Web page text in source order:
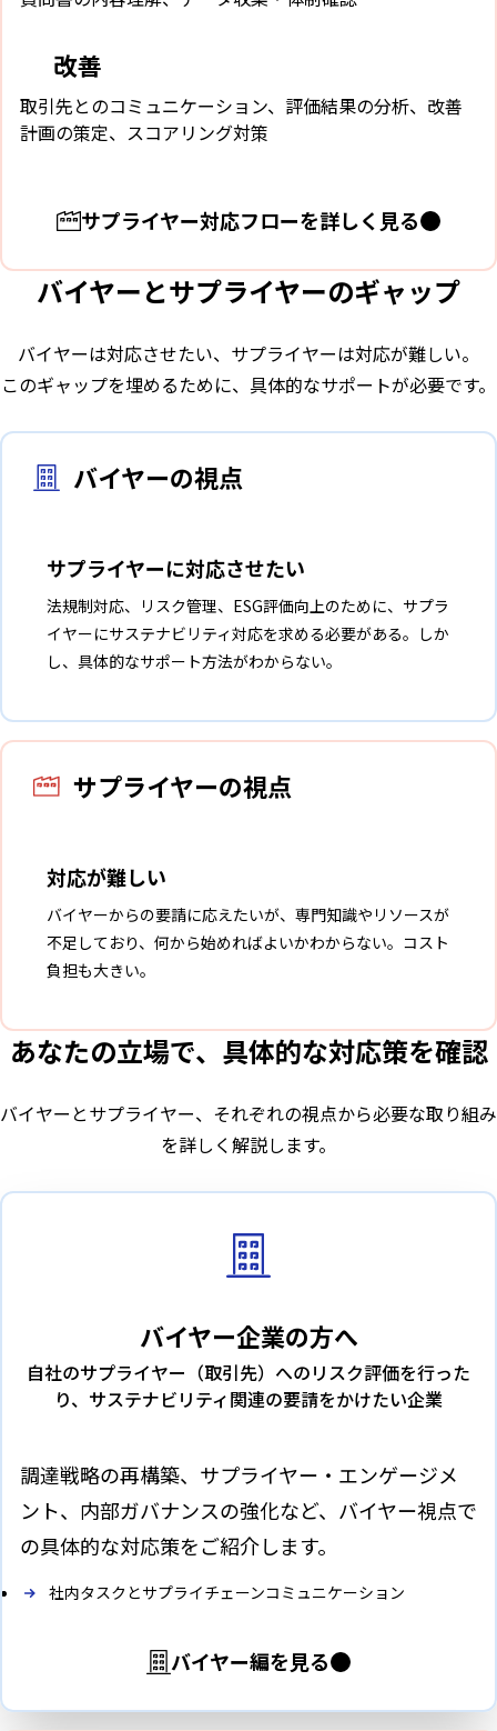
改善
取引先とのコミュニケーション、評価結果の分析、改善
計画の策定、スコアリング対策
サプライヤー対応フローを詳しく見る
バイヤーとサプライヤーのギャップ
バイヤーは対応させたい、サプライヤーは対応が難しい。
このギャップを埋めるために、具体的なサポートが必要です。
バイヤーの視点
サプライヤーに対応させたい
法規制対応、リスク管理、ESG評価向上のために、サプラ
イヤーにサステナビリティ対応を求める必要がある。しか
し、具体的なサポート方法がわからない。
サプライヤーの視点
対応が難しい
バイヤーからの要請に応えたいが、専門知識やリソースが
不足しており、何から始めればよいかわからない。コスト
負担も大きい。
あなたの立場で、具体的な対応策を確認
バイヤーとサプライヤー、それぞれの視点から必要な取り組み
を詳しく解説します。
バイヤー企業の方へ
自社のサプライヤー（取引先）へのリスク評価を行った
り、サステナビリティ関連の要請をかけたい企業
調達戦略の再構築、サプライヤー・エンゲージメ
ント、内部ガバナンスの強化など、バイヤー視点で
の具体的な対応策をご紹介します。
社内タスクとサプライチェーンコミュニケーション
バイヤー編を見る